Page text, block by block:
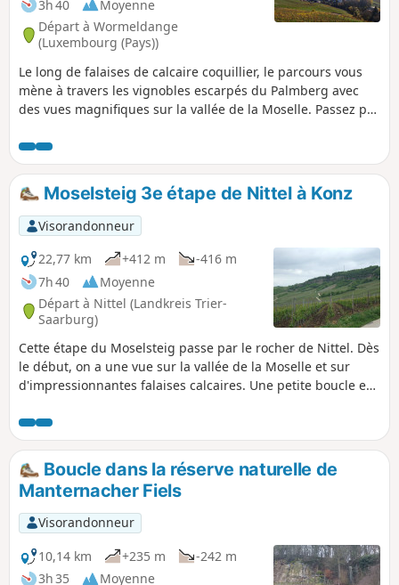
3h 40
Moyenne
Départ à Wormeldange
(Luxembourg (Pays))
Le long de falaises de calcaire coquillier, le parcours vous
mène à travers les vignobles escarpés du Palmberg avec
des vues magnifiques sur la vallée de la Moselle. Passez par
retour par la vallée du Ruisseau Donverbach avec ses
chutes d'eau et la forêt de ravin offre à cette balade de la
diversité.Moselsteig 3e étape de Nittel à Konz
Visorandonneur
22,77 km
+412 m
-416 m
7h 40
Moyenne
Départ à Nittel (Landkreis Trier-
Saarburg)
Cette étape du Moselsteig passe par le rocher de Nittel. Dès
le début, on a une vue sur la vallée de la Moselle et sur
d'impressionnantes falaises calcaires. Une petite boucle est
Wasserliescher Berg. Pendant la période de floraison, on
peut y admirer des plantes rares dans leur environnement
naturel. Des sentiers escarpés à travers la forêt
redescendent le long d'un chemin de croix et mènent
finalement à la ville de Konz en passant par l'embouchure
de la Sarre.
Boucle dans la réserve naturelle de
Manternacher Fiels
Visorandonneur
10,14 km
+235 m
-242 m
3h 35
Moyenne